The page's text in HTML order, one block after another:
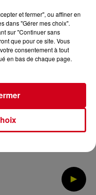
et fermer", ou affiner en
dans "Gérer mes choix".
sur "Continuer sans
que pour ce site. Vous
consentement à tout
en bas de chaque page.